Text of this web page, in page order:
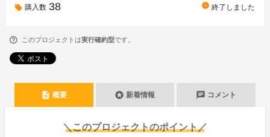
購入数 38 watch_later 終了しました
このプロジェクトは実行確約型です。
description 概要 stars 新着情報 chat コメント
＼このプロジェクトのポイント／